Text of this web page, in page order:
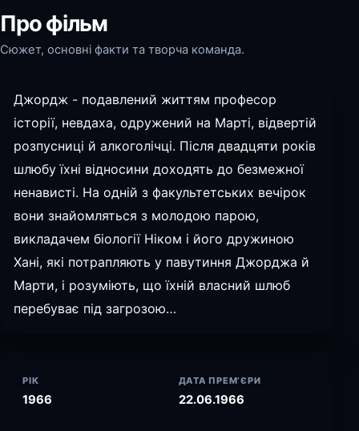
Про фільм
Сюжет, основні факти та творча команда.
Джордж - подавлений життям професор
історії, невдаха, одружений на Марті, відвертій
розпусниці й алкоголічці. Після двадцяти років
шлюбу їхні відносини доходять до безмежної
ненависті. На одній з факультетських вечірок
вони знайомляться з молодою парою,
викладачем біології Ніком і його дружиною
Хані, які потрапляють у павутиння Джорджа й
Марти, і розуміють, що їхній власний шлюб
перебуває під загрозою…
РІК
1966
ДАТА ПРЕМ’ЄРИ
22.06.1966